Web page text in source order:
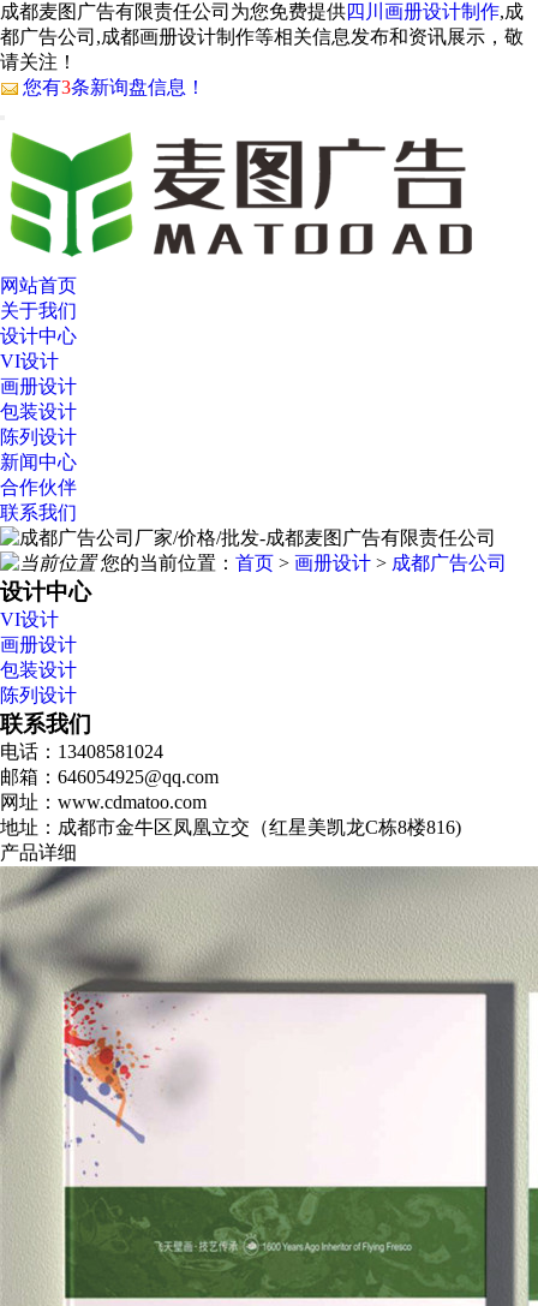
成都麦图广告有限责任公司为您免费提供四川画册设计制作,成
都广告公司,成都画册设计制作等相关信息发布和资讯展示，敬
请关注！
您有3条新询盘信息！
网站首页
关于我们
设计中心
VI设计
画册设计
包装设计
陈列设计
新闻中心
合作伙伴
联系我们
您的当前位置： 首页 > 画册设计 > 成都广告公司
设计中心
VI设计
画册设计
包装设计
陈列设计
联系我们
电话：13408581024
邮箱：646054925@qq.com
网址：www.cdmatoo.com
地址：成都市金牛区凤凰立交（红星美凯龙C栋8楼816)
产品详细